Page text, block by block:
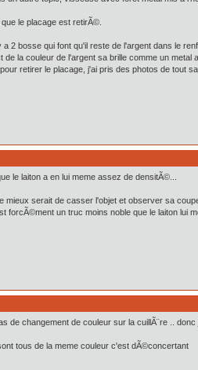
le placage est retirÃ©.
bosse qui font qu'il reste de l'argent dans le
la couleur de l'argent sa brille comme un metal
retirer le placage, j'ai pris des photos de tout
le laiton a en lui meme assez de densitÃ©...
serait de casser l'objet et observer sa
un truc moins noble que le laiton lui
changement de couleur sur la cuillÃ¨re ..
tous de la meme couleur c'est dÃ©concertant